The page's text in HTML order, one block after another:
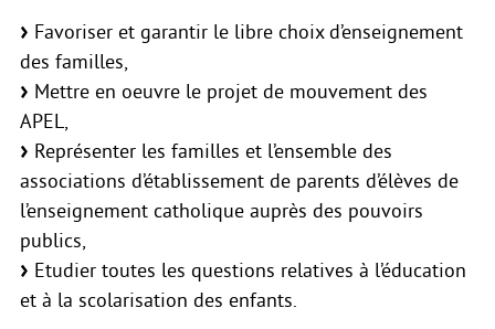
Favoriser et garantir le libre choix d’enseignement
des familles,
Mettre en oeuvre le projet de mouvement des
APEL,
Représenter les familles et l’ensemble des
associations d’établissement de parents d’élèves de
l’enseignement catholique auprès des pouvoirs
publics,
Etudier toutes les questions relatives à l’éducation
et à la scolarisation des enfants.